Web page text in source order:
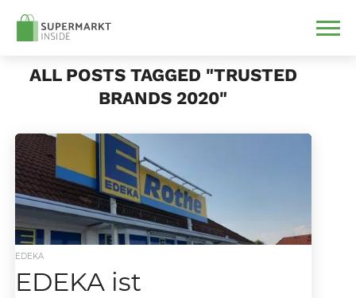
ALL POSTS TAGGED "TRUSTED
BRANDS 2020"
EDEKA
EDEKA ist